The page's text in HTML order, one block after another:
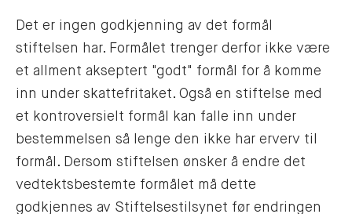
Det er ingen godkjenning av det formål
stiftelsen har. Formålet trenger derfor ikke være
et allment akseptert "godt" formål for å komme
inn under skattefritaket. Også en stiftelse med
et kontroversielt formål kan falle inn under
bestemmelsen så lenge den ikke har erverv til
formål. Dersom stiftelsen ønsker å endre det
vedtektsbestemte formålet må dette
godkjennes av Stiftelsestilsynet før endringen